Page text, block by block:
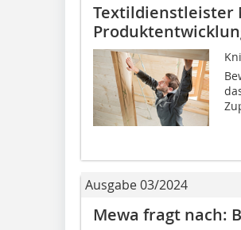
Textildienstleister
Ausgabe 03/2024
Mewa fragt nach: